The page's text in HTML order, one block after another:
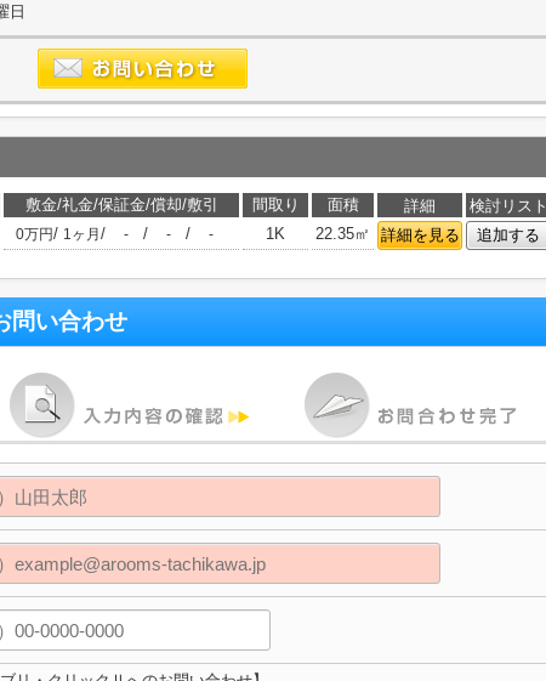
日
敷金/礼金/保証金/償却/敷引 間取り 面積 詳細
検討リスト
0万円/ 1ヶ月 / - / - / - 1K 22.35㎡ 詳細を見る 追加する
問い合わせ